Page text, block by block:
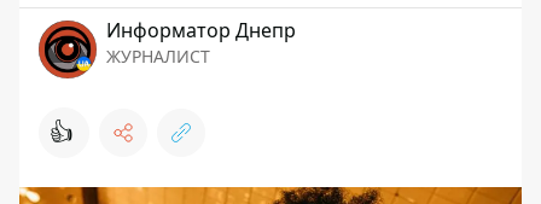
Информатор Днепр
ЖУРНАЛИСТ
👍